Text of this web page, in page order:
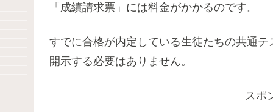
「成績請求票」には料金がかかるのです。
すでに合格が内定している生徒たちの共通
開示する必要はありません。
スポ